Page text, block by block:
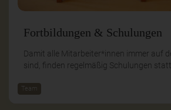
Fortbildungen & Schulungen
Damit alle Mitarbeiter*innen immer auf
sind, finden regelmäßig Schulungen statt.
Team